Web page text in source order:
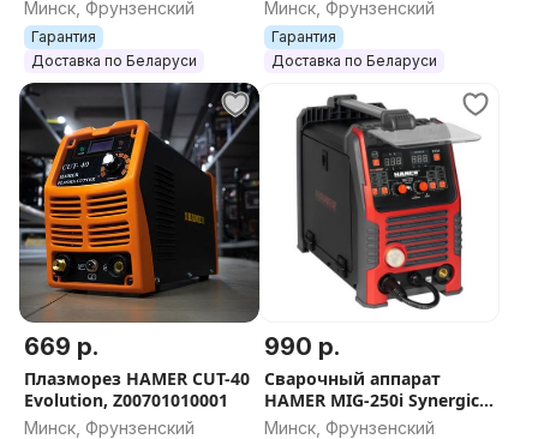
Минск, Фрунзенский
Гарантия
Доставка по Беларуси
Минск, Фрунзенский
Гарантия
Доставка по Беларуси
669 р.
Плазморез HAMER CUT-40
Evolution, Z00701010001
Минск, Фрунзенский
990 р.
Сварочный аппарат
HAMER MIG-250i Synergic,
Z02000100100040
Минск, Фрунзенский